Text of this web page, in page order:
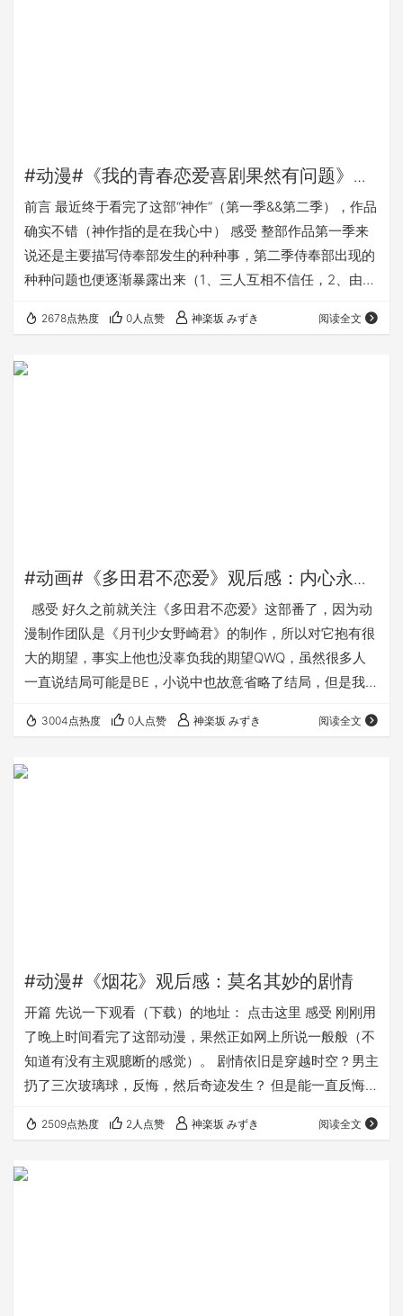
#动漫#《我的青春恋爱喜剧果然有问题》观
后感
前言 最近终于看完了这部“神作”（第一季&&第二季），作品
确实不错（神作指的是在我心中） 感受 整部作品第一季来
说还是主要描写侍奉部发生的种种事，第二季侍奉部出现的
种种问题也便逐渐暴露出来（1、三人互相不信任，2、由比
的转变）。 第一季中大老师的观点是青春、现充去死吧。但
到“真物”这种东西了。 我认为大老师所追求的真物（真心）
2678点热度 0人点赞 神楽坂 みずき 阅读全文
#动画#《多田君不恋爱》观后感：内心永远
是彩虹色！
感受 好久之前就关注《多田君不恋爱》这部番了，因为动
漫制作团队是《月刊少女野崎君》的制作，所以对它抱有很
大的期望，事实上他也没辜负我的期望QWQ，虽然很多人
一直说结局可能是BE，小说中也故意省略了结局，但是我还
番OP唱得很嗨，ED却满满的伤感。不过却不影响观看效
记一下： 曾经后悔的事，不让它再发生就行了吧。这才是后
3004点热度 0人点赞 神楽坂 みずき 阅读全文
#动漫#《烟花》观后感：莫名其妙的剧情
开篇 先说一下观看（下载）的地址： 点击这里 感受 刚刚用
了晚上时间看完了这部动漫，果然正如网上所说一般般（不
知道有没有主观臆断的感觉）。 剧情依旧是穿越时空？男主
扔了三次玻璃球，反悔，然后奇迹发生？ 但是能一直反悔下
了吧。这才是后悔的真正意义所在。 而扔玻璃球又是啥？
昙祐介是被邀请者，但他并没有去协助女主出逃，反而还骂
2509点热度 2人点赞 神楽坂 みずき 阅读全文